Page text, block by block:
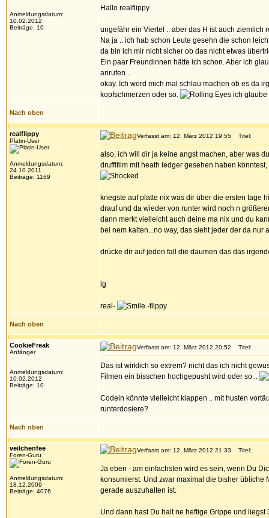
Anmeldungsdatum:
10.02.2012
Beiträge: 10
Hallo realflippy
ungefähr ein Viertel .. aber das H ist auch ziemlich
Na ja .. ich hab schon Leute gesehn die schon
da bin ich mir nicht sicher ob das nicht etwas
Ein paar Freundinnen hätte ich schon. Aber ich
anrufen ..
okay. Ich werd mich mal schlau machen ob es da
kopfschmerzen oder so.
ich glaube
Nach oben
realflippy
Platin-User
Anmeldungsdatum:
24.10.2011
Beiträge: 1169
Verfasst am: 12. März 2012 19:55 Titel:
also, ich will dir ja keine angst machen, aber was
druffifilm mit heath ledger gesehen haben
kriegste auf platte nix was dir über die ersten tage
drauf und da wieder von runter wird noch n
dann merkt vielleicht auch deine ma nix und du
bei nem kalten...no way, das sieht jeder der da nur
drücke dir auf jeden fall die daumen das das
lg
real- -flippy
Nach oben
CookieFreak
Anfänger
Anmeldungsdatum:
10.02.2012
Beiträge: 10
Verfasst am: 12. März 2012 20:52 Titel:
Das ist wirklich so extrem? nicht das ich nicht
Filmen ein bisschen hochgepusht wird oder so ..
Codein könnte vielleicht klappen .. mit husten
runterdosiere?
Nach oben
veilchenfee
Foren-Guru
Anmeldungsdatum:
18.12.2009
Beiträge: 4076
Verfasst am: 12. März 2012 21:33 Titel:
Ja eben - am einfachsten wird es sein, wenn Du
konsumierst. Und zwar maximal die bisher übliche
gerade auszuhalten ist.
Und dann hast Du halt ne heftige Grippe und